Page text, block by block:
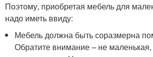
Поэтому, приобретая мебель для
надо иметь ввиду:
Мебель должна быть соразмерна
Обратите внимание – не